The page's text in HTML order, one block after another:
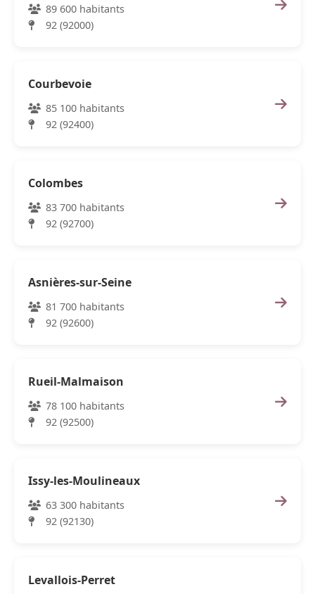
89 600 habitants
92 (92000)
Courbevoie
85 100 habitants
92 (92400)
Colombes
83 700 habitants
92 (92700)
Asnières-sur-Seine
81 700 habitants
92 (92600)
Rueil-Malmaison
78 100 habitants
92 (92500)
Issy-les-Moulineaux
63 300 habitants
92 (92130)
Levallois-Perret